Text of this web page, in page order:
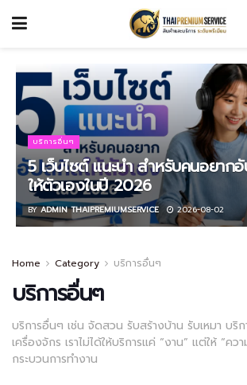
บริการอื่นๆ
5 เว็บไซต์ แนะนำ สำหรับคนอยาก
ให้ตัวเองในปี 2026
BY ADMIN THAIPREMIUMSERVICE 2026-08-02
Home Category บริการอื่นๆ
บริการอื่นๆ
บริการอื่นๆ เช่น จัดสวน รับสร้างบ้าน รับเหมา บริ
เครื่องจักร เราไม่ได้ให้บริการแค่ “งาน” แต่ให้ “ค
กระบวนการทำงาน